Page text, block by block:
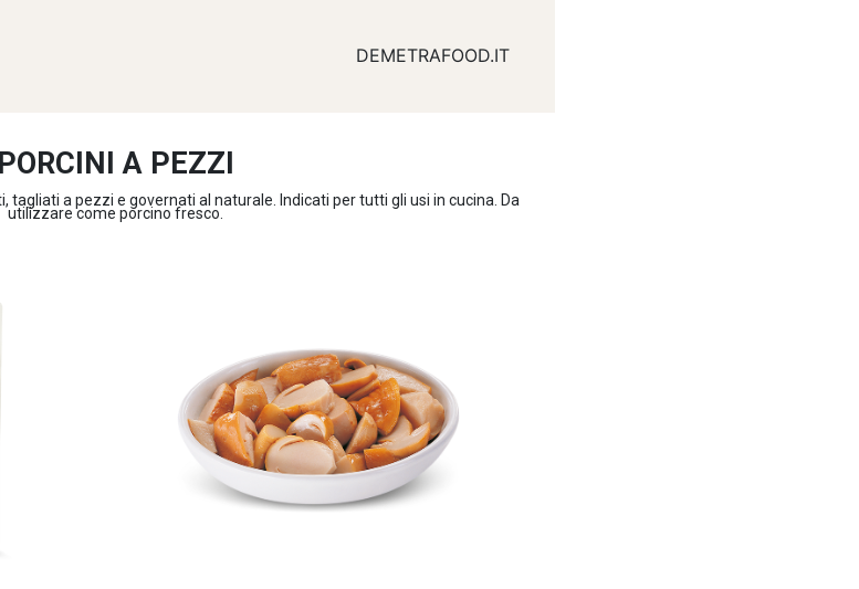
DEMETRAFOOD.IT
PORCINI A PEZZI
tagliati a pezzi e governati al naturale. Indicati per tutti gli usi in cucina. Da
utilizzare come porcino fresco.